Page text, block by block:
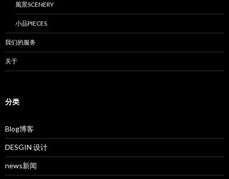
風景SCENERY
小品PIECES
我们的服务
关于
分类
Blog博客
DESGIN 设计
news新闻